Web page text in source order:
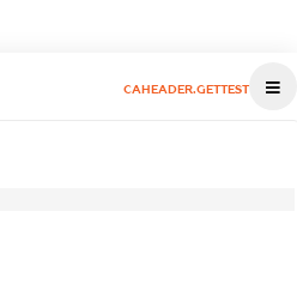
CAHEADER.GETTEST